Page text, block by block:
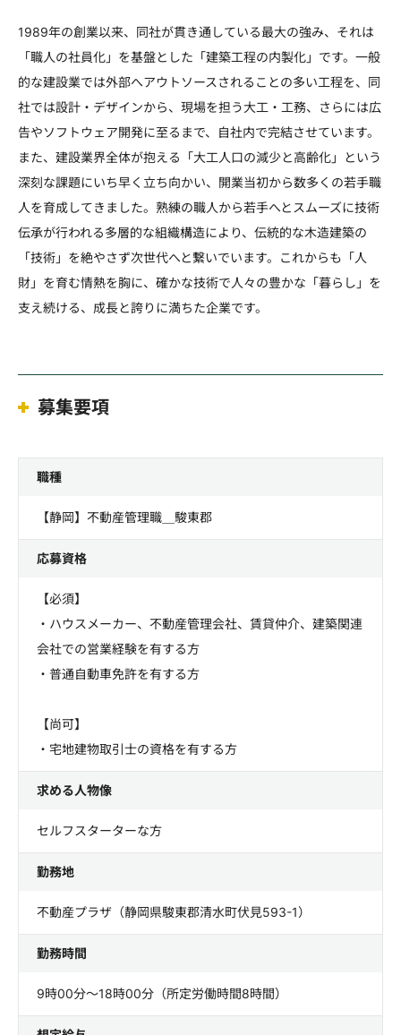
1989年の創業以来、同社が貫き通している最大の強み、それは
「職人の社員化」を基盤とした「建築工程の内製化」です。一般
的な建設業では外部へアウトソースされることの多い工程を、同
社では設計・デザインから、現場を担う大工・工務、さらには広
告やソフトウェア開発に至るまで、自社内で完結させています。
また、建設業界全体が抱える「大工人口の減少と高齢化」という
深刻な課題にいち早く立ち向かい、開業当初から数多くの若手職
人を育成してきました。熟練の職人から若手へとスムーズに技術
伝承が行われる多層的な組織構造により、伝統的な木造建築の
「技術」を絶やさず次世代へと繋いでいます。これからも「人
財」を育む情熱を胸に、確かな技術で人々の豊かな「暮らし」を
支え続ける、成長と誇りに満ちた企業です。
募集要項
職種
【静岡】不動産管理職＿駿東郡
応募資格
【必須】
・ハウスメーカー、不動産管理会社、賃貸仲介、建築関連
会社での営業経験を有する方
・普通自動車免許を有する方
【尚可】
・宅地建物取引士の資格を有する方
求める人物像
セルフスターターな方
勤務地
不動産プラザ（静岡県駿東郡清水町伏見593-1）
勤務時間
9時00分～18時00分（所定労働時間8時間）